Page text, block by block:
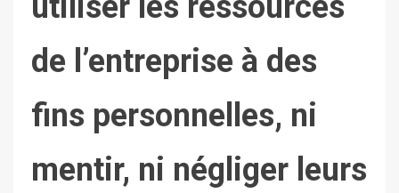
de l’entreprise à des
fins personnelles, ni
mentir, ni négliger leurs